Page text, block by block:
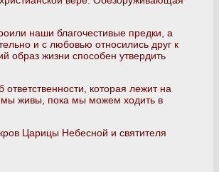
наши благочестивые предки, а
и с любовью относились друг к
образ жизни способен утвердить
которая лежит на
мы живы, пока мы можем ходить в
Царицы Небесной и святителя